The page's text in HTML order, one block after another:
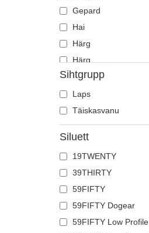
Gepard
Hai
Härg
Härg
Heeringas
Hiir
Hirv
Hobune
Hüljes
Hunt
Jaaniuss
Jõehobu
Kajakas
Karu
Sihtgrupp
Laps
Täiskasvanu
Siluett
19TWENTY
39THIRTY
59FIFTY
59FIFTY Dogear
59FIFTY Low Profile